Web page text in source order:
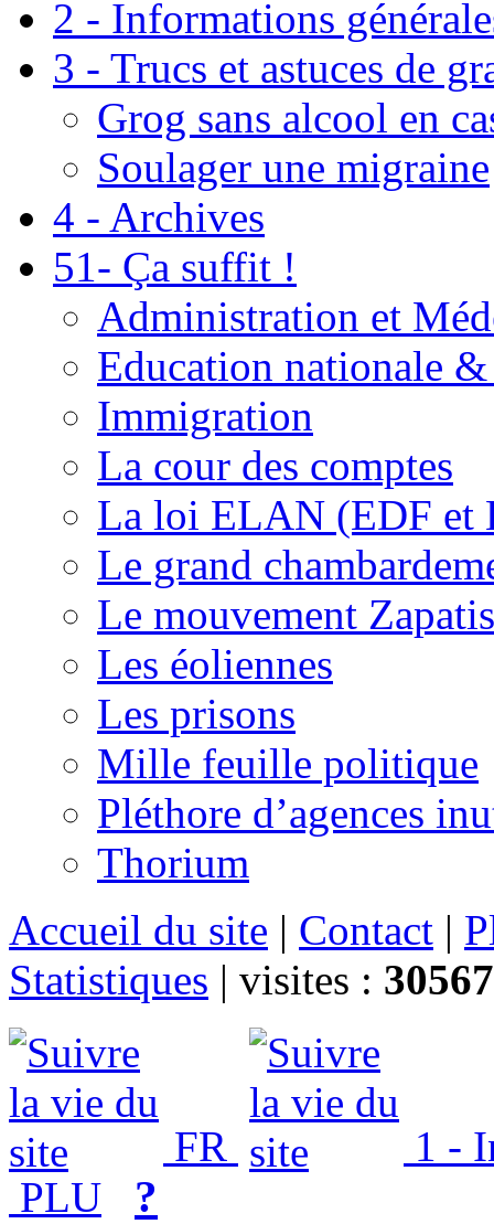
2 - Informations
3 - Trucs et astuces de
Grog sans alcool en
Soulager une migraine
4 - Archives
51- Ça suffit !
Administration et
Education nationale
Immigration
La cour des comptes
La loi ELAN (EDF et
Le grand
Le mouvement
Les éoliennes
Les prisons
Mille feuille politique
Pléthore d’agences
Thorium
Accueil du site | Contact |
Statistiques | visites :
FR
1 -
PLU
?